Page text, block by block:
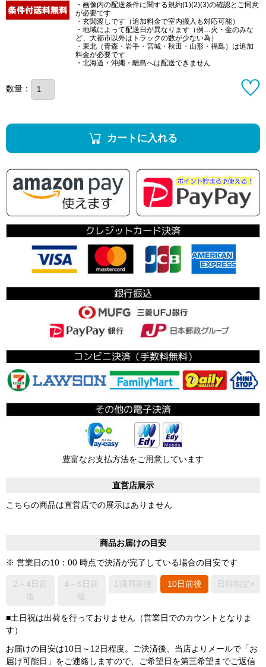
・画像内の配送条件に関する規約(1)(2)(3)の確認とご同意
が必要です
・玄関渡しです（追加料金で室内搬入も対応可能）
・地域によって配送日が異なります（例…火・金のみな
ど、大都市以外はトラックの数が少ない為）
・東北（青森・岩手・宮城・秋田・山形・福島）は追加
料金が必要です
・北海道・沖縄・離島へは配送できません
数量：
カートに入れる
豊富なお支払方法をご用意しています
直営店展示
こちらの商品は直営店での展示はありません
商品お届けの目安
※ 営業日の10：00 時点で決済が完了している場合の目安です
2～4日前
後
4～6日前
後
1週間前後 10日前後 日時指定×
■土日祝は出荷を行っておりません（営業日でのカウントとなりま
す）
お届けの目安は10日～12日程度。ご決済後、当店よりメールで「お
届け可能日」をご連絡しますので、ご希望日を第三希望までご返信